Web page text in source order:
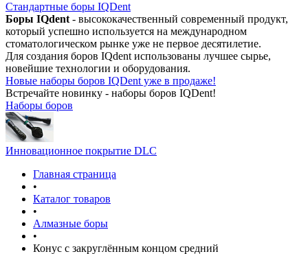
Стандартные боры IQDent
Боры IQdent - высококачественный современный продукт,
который успешно используется на международном
стоматологическом рынке уже не первое десятилетие.
Для создания боров IQdent использованы лучшее сырье,
новейшие технологии и оборудования.
Новые наборы боров IQDent уже в продаже!
Встречайте новинку - наборы боров IQDent!
Наборы боров
Инновационное покрытие DLC
Главная страница
•
Каталог товаров
•
Алмазные боры
•
Конус с закруглённым концом средний